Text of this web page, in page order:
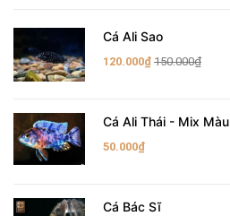
Cá Ali Sao
120.000₫ 150.000₫
Cá Ali Thái - Mix Màu
50.000₫
Cá Bác Sĩ